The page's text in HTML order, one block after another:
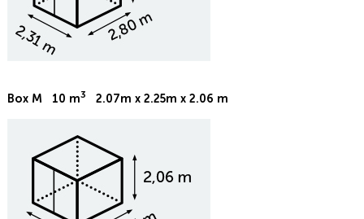
Box M 10 m3 2.07m x 2.25m x 2.06 m